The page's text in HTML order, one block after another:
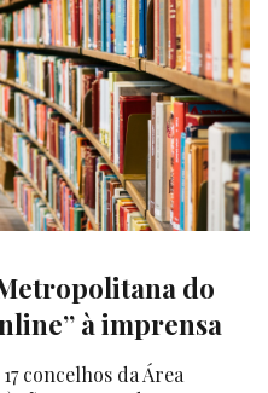
do
à imprensa
concelhos da Área